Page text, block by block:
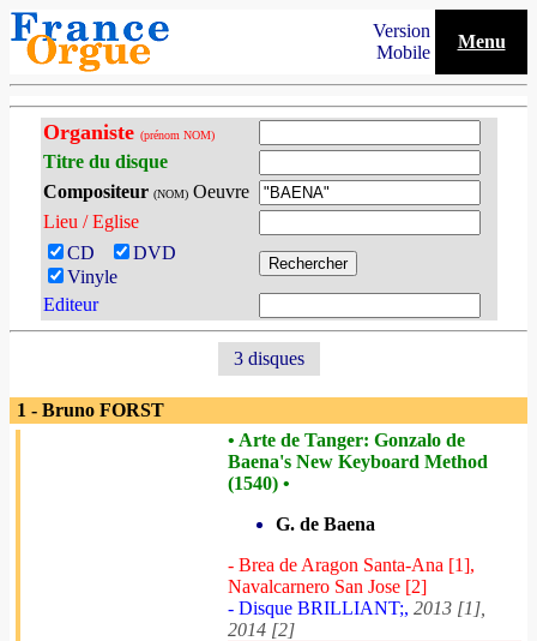
Version
Mobile
Menu
Organiste (prénom NOM)
Titre du disque
Compositeur (NOM)Oeuvre
Lieu / Eglise
CD
DVD
Vinyle
Editeur
3 disques
1 - Bruno FORST
• Arte de Tanger: Gonzalo de
Baena's New Keyboard Method
(1540) •
G. de Baena
- Brea de Aragon Santa-Ana [1],
Navalcarnero San Jose [2]
- Disque BRILLIANT;, 2013 [1],
2014 [2]